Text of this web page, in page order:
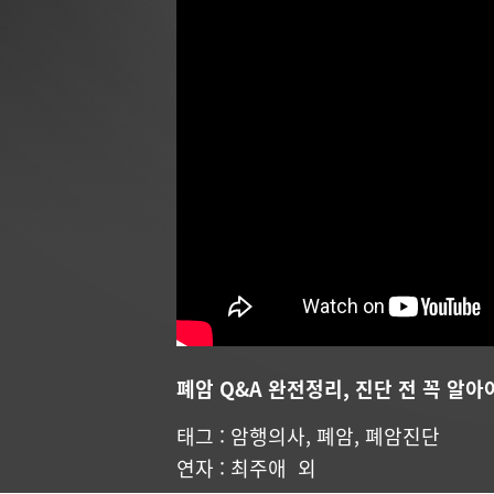
폐암 Q&A 완전정리, 진단 전 꼭 알
태그 : 암행의사, 폐암, 폐암진단
연자 : 최주애 외